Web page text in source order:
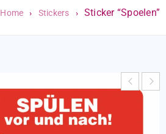
Home › Stickers › Sticker “Spoelen”